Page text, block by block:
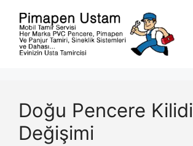
Doğu Pencere Kilidi
Değişimi